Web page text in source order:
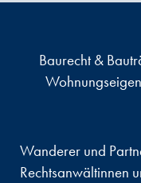
Baurecht &
Wanderer und
Rechtsanwältinnen